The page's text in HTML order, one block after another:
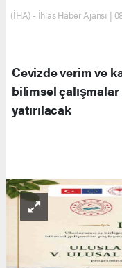
(İHA) - İhlas Haber Ajansı |
Cevizde verim ve
bilimsel çalışmalar
yatırılacak